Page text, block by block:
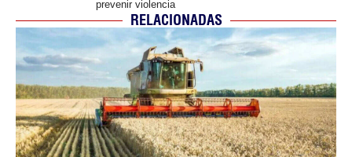
prevenir violencia
RELACIONADAS